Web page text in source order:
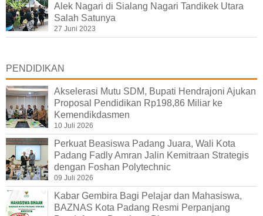
Alek Nagari di Sialang Nagari Tandikek Utara
Salah Satunya
27 Juni 2023
PENDIDIKAN
Akselerasi Mutu SDM, Bupati Hendrajoni Ajukan
Proposal Pendidikan Rp198,86 Miliar ke
Kemendikdasmen
10 Juli 2026
Perkuat Beasiswa Padang Juara, Wali Kota
Padang Fadly Amran Jalin Kemitraan Strategis
dengan Foshan Polytechnic
09 Juli 2026
Kabar Gembira Bagi Pelajar dan Mahasiswa,
BAZNAS Kota Padang Resmi Perpanjang